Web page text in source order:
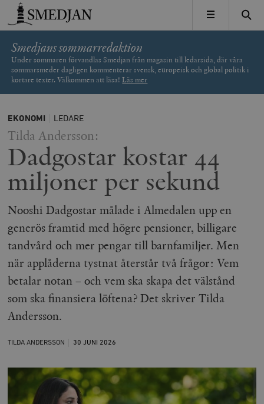
Timbro
MENY
Smedjans sommarredaktion
Under sommaren förvandlas Smedjan från magasin till ledarsida, där våra
sommarsmeder dagligen kommenterar svensk, europeisk och global politik i
kortare texter. Välkommen att läsa!Läs mer
EKONOMI LEDARE
Tilda Andersson:
Dadgostar kostar 44
miljoner per sekund
Nooshi Dadgostar målade i Almedalen upp en
generös framtid med högre pensioner, billigare
tandvård och mer pengar till barnfamiljer. Men
när applåderna tystnat återstår två frågor: Vem
betalar notan – och vem ska skapa det välstånd
som ska finansiera löftena? Det skriver Tilda
Andersson.
TILDA ANDERSSON 30 JUNI 2026